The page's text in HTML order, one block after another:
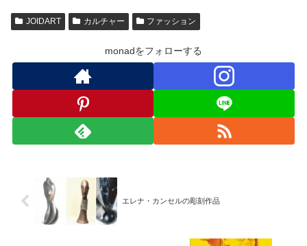
JOIDART カルチャー ファッション
monadをフォローする
エレナ・カンセルの彫刻作品